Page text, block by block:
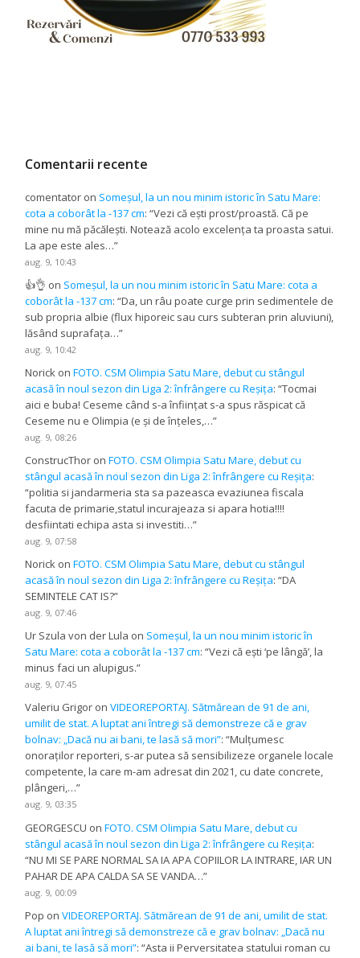
Comentarii recente
comentator on Someșul, la un nou minim istoric în Satu Mare:
cota a coborât la -137 cm: “Vezi că ești prost/proastă. Că pe
mine nu mă păcălești. Notează acolo excelența ta proasta satui.
La ape este ales…”
aug. 9, 10:43
👍👌 on Someșul, la un nou minim istoric în Satu Mare: cota a
coborât la -137 cm: “Da, un râu poate curge prin sedimentele de
sub propria albie (flux hiporeic sau curs subteran prin aluviuni),
lăsând suprafața…”
aug. 9, 10:42
Norick onFOTO. CSM Olimpia Satu Mare, debut cu stângul
acasă în noul sezon din Liga 2: înfrângere cu Reșița: “Tocmai
aici e buba! Ceseme când s-a înființat s-a spus răspicat că
Ceseme nu e Olimpia (e și de înțeles,…”
aug. 9, 08:26
ConstrucThor onFOTO. CSM Olimpia Satu Mare, debut cu
stângul acasă în noul sezon din Liga 2: înfrângere cu Reșița:
“politia si jandarmeria sta sa pazeasca evaziunea fiscala
facuta de primarie,statul incurajeaza si apara hotia!!!!
desfiintati echipa asta si investiti…”
aug. 9, 07:58
Norick onFOTO. CSM Olimpia Satu Mare, debut cu stângul
acasă în noul sezon din Liga 2: înfrângere cu Reșița: “DA
SEMINTELE CAT IS?”
aug. 9, 07:46
Ur Szula von der Lula on Someșul, la un nou minim istoric în
Satu Mare: cota a coborât la -137 cm: “Vezi că ești ‘pe lângă’, la
minus faci un alupigus.”
aug. 9, 07:45
Valeriu Grigor onVIDEOREPORTAJ. Sătmărean de 91 de ani,
umilit de stat. A luptat ani întregi să demonstreze că e grav
bolnav: „Dacă nu ai bani, te lasă să mori”: “Mulțumesc
onoraților reporteri, s-ar putea să sensibilizeze organele locale
competente, la care m-am adresat din 2021, cu date concrete,
plângeri,…”
aug. 9, 03:35
GEORGESCU onFOTO. CSM Olimpia Satu Mare, debut cu
stângul acasă în noul sezon din Liga 2: înfrângere cu Reșița:
“NU MI SE PARE NORMAL SA IA APA COPIILOR LA INTRARE, IAR UN
PAHAR DE APA CALDA SA SE VANDA…”
aug. 9, 00:09
Pop onVIDEOREPORTAJ. Sătmărean de 91 de ani, umilit de stat.
A luptat ani întregi să demonstreze că e grav bolnav: „Dacă nu
ai bani, te lasă să mori”: “Asta ii Perversitatea statului roman cu